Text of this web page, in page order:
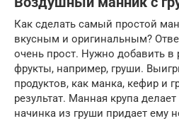
Как сделать самый простой
вкусным и оригинальным?
очень прост. Нужно добавить в
фрукты, например, груши.
продуктов, как манка, кефир и
результат. Манная крупа
начинка из груши придает ему